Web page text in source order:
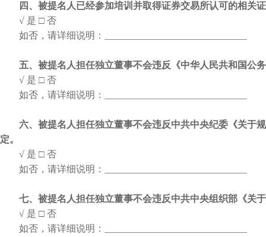
四、被提名人已经参加培训并取得证券交易所认可的相关
√ 是 □ 否
如否，请详细说明：
五、被提名人担任独立董事不会违反《中华人民共和国公
√ 是 □ 否
如否，请详细说明：
六、被提名人担任独立董事不会违反中共中央纪委《关于
定。
√ 是 □ 否
如否，请详细说明：
七、被提名人担任独立董事不会违反中共中央组织部《关
√ 是 □ 否
如否，请详细说明：